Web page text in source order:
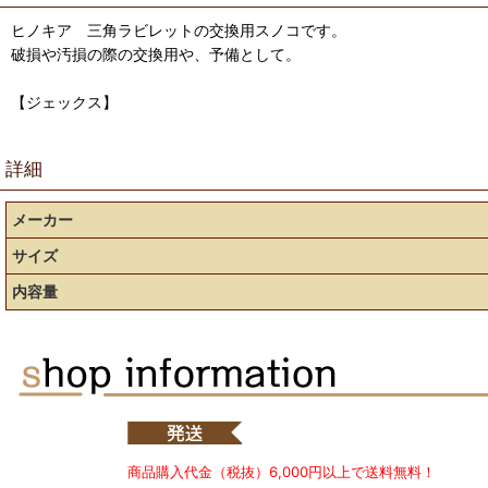
ヒノキア 三角ラビレットの交換用スノコです。
破損や汚損の際の交換用や、予備として。
【ジェックス】
詳細
メーカー
サイズ
内容量
商品購入代金（税抜）6,000円以上で送料無料！